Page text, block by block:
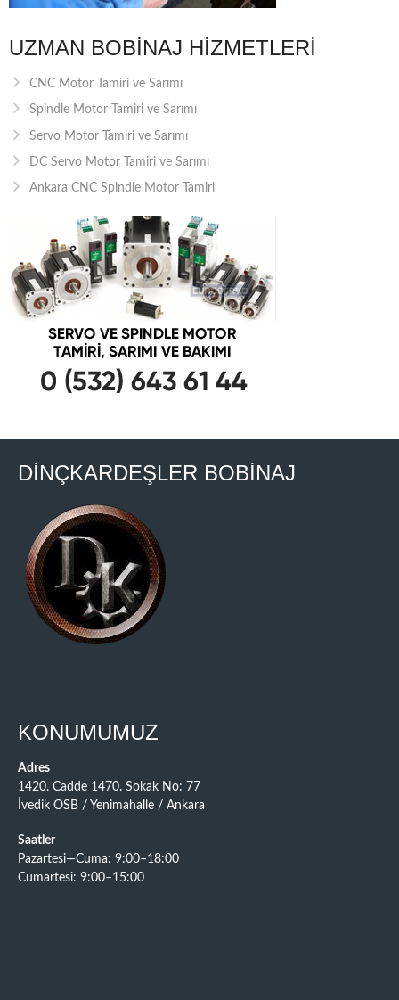
UZMAN BOBINAJ HIZMETLERI
CNC Motor Tamiri ve Sarımı
Spindle Motor Tamiri ve Sarımı
Servo Motor Tamiri ve Sarımı
DC Servo Motor Tamiri ve Sarımı
Ankara CNC Spindle Motor Tamiri
DİNÇKARDEŞLER BOBİNAJ
KONUMUMUZ
Adres
1420. Cadde 1470. Sokak No: 77
İvedik OSB / Yenimahalle / Ankara
Saatler
Pazartesi—Cuma: 9:00–18:00
Cumartesi: 9:00–15:00